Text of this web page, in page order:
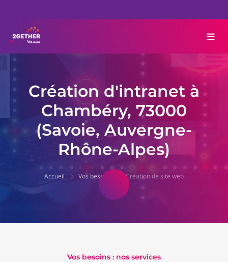
Création d'intranet à
Chambéry, 73000
(Savoie, Auvergne-
Rhône-Alpes)
Accueil Vos besoins Création de site web
Vos besoins : nos services